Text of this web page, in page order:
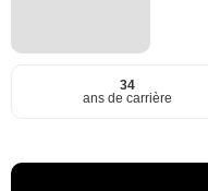
34
ans de carrière